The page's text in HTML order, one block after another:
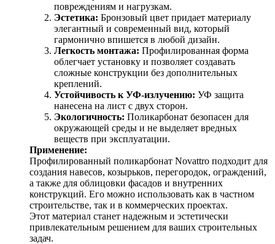
повреждениям и нагрузкам.
Эстетика: Бронзовый цвет придает материалу
элегантный и современный вид, который
гармонично впишется в любой дизайн.
Легкость монтажа: Профилированная форма
облегчает установку и позволяет создавать
сложные конструкции без дополнительных
креплений.
Устойчивость к УФ-излучению: УФ защита
нанесена на лист с двух сторон.
Экологичность: Поликарбонат безопасен для
окружающей среды и не выделяет вредных
веществ при эксплуатации.
Применение:
Профилированный поликарбонат Novattro подходит для
создания навесов, козырьков, перегородок, ограждений,
а также для облицовки фасадов и внутренних
конструкций. Его можно использовать как в частном
строительстве, так и в коммерческих проектах.
Этот материал станет надежным и эстетически
привлекательным решением для ваших строительных
задач.